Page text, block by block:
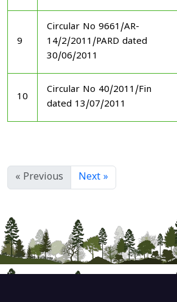
9
Circular No 9661/AR-
14/2/2011/PARD dated
30/06/2011
10
Circular No 40/2011/Fin
dated 13/07/2011
« Previous Next »